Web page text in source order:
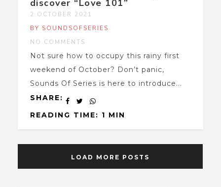
discover “Love 101”
2 OCTOBER 2021
BY SOUNDSOFSERIES
NO COMMENTS
Not sure how to occupy this rainy first
weekend of October? Don’t panic,
Sounds Of Series is here to introduce...
SHARE:
READING TIME: 1 MIN
LOAD MORE POSTS